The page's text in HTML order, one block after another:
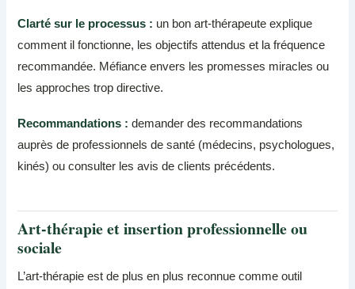
Clarté sur le processus : un bon art-thérapeute explique
comment il fonctionne, les objectifs attendus et la fréquence
recommandée. Méfiance envers les promesses miracles ou
les approches trop directive.
Recommandations : demander des recommandations
auprès de professionnels de santé (médecins, psychologues,
kinés) ou consulter les avis de clients précédents.
Art-thérapie et insertion professionnelle ou
sociale
L’art-thérapie est de plus en plus reconnue comme outil